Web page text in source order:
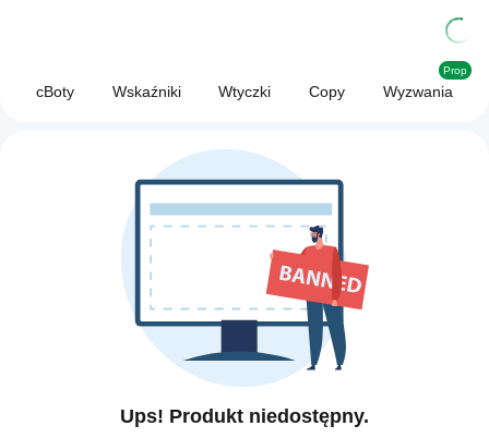
cBoty Wskaźniki Wtyczki Copy Wyzwania
Prop
Ups! Produkt niedostępny.